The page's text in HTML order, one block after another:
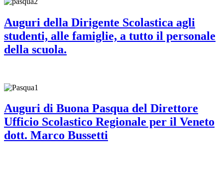
Auguri della Dirigente Scolastica agli
studenti, alle famiglie, a tutto il personale
della scuola.
Auguri di Buona Pasqua del Direttore
Ufficio Scolastico Regionale per il Veneto
dott. Marco Bussetti